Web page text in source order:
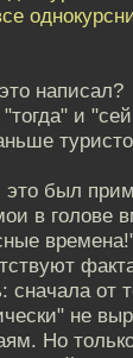
написал?
и
был
в голове
сначала от
не
Но